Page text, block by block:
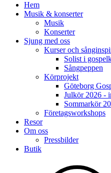
Hem
Musik & konserter
Musik
Konserter
Sjung med oss
Kurser och
Solist i
Sångpeppen
Körprojekt
Göteborg
Julkör 2026 -
Sommarkör
Företagsworkshops
Resor
Om oss
Pressbilder
Butik